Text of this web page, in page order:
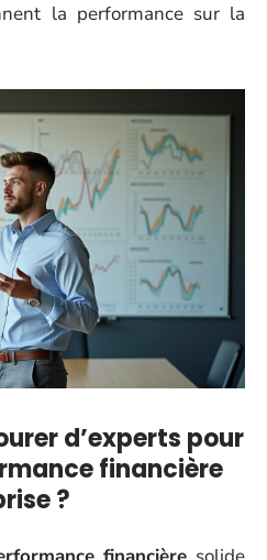
la performance sur la
d’experts pour
financière
?